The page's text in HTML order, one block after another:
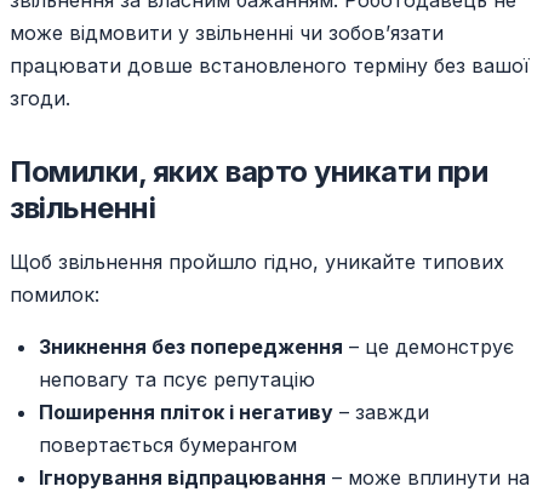
може відмовити у звільненні чи зобов’язати
працювати довше встановленого терміну без вашої
згоди.
Помилки, яких варто уникати при
звільненні
Щоб звільнення пройшло гідно, уникайте типових
помилок:
Зникнення без попередження – це демонструє
неповагу та псує репутацію
Поширення пліток і негативу – завжди
повертається бумерангом
Ігнорування відпрацювання – може вплинути на